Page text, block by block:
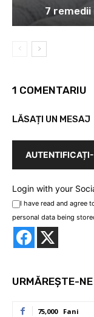
7
1 COMENTARIU
LĂSAȚI UN MESAJ
Login with your
I have read and agree
personal data being
URMĂREȘTE-NE
75,000 Fani